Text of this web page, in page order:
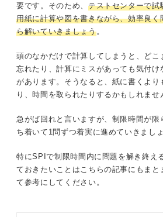
要です。そのため、 テストセンターで試
用紙に計算や図を書きながら、効率良く
ら解いていきましょう。
頭のなかだけで計算してしまうと、どこ
忘れたり、計算にミスがあっても気付け
があります。そうなると、紙に書くより
り、時間を取られたりするかもしれませ
急がば回れと言いますが、制限時間が限
ち着いて1問ずつ着実に進めていきましょ
特にSPIで制限時間内に問題を解き終え
ておきたいことはこちらの記事にもまと
て参考にしてください。